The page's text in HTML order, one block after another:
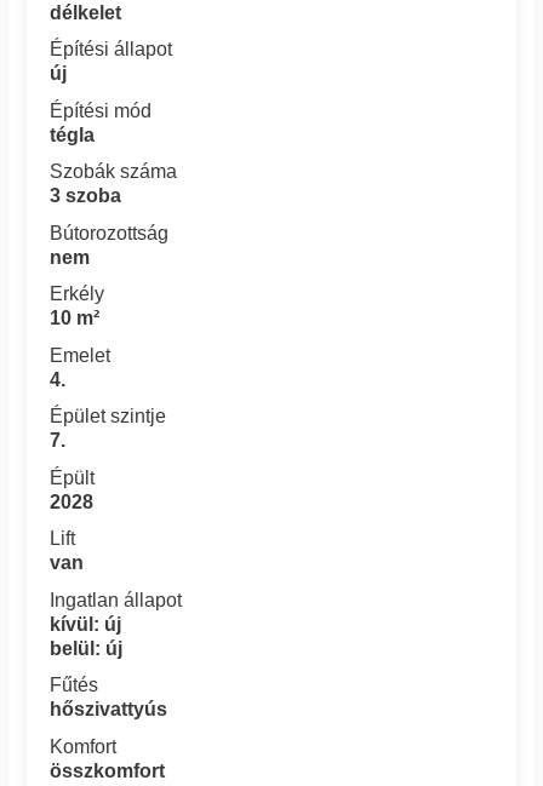
délkelet
Építési állapot
új
Építési mód
tégla
Szobák száma
3 szoba
Bútorozottság
nem
Erkély
10 m²
Emelet
4.
Épület szintje
7.
Épült
2028
Lift
van
Ingatlan állapot
kívül: új
belül: új
Fűtés
hőszivattyús
Komfort
összkomfort